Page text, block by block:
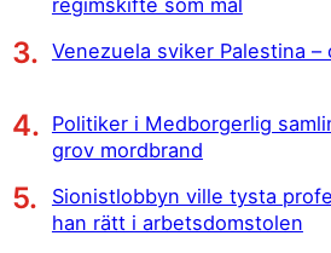
regimskifte som mål
Venezuela sviker Palestina –
Politiker i Medborgerlig
grov mordbrand
Sionistlobbyn ville tysta
han rätt i arbetsdomstolen